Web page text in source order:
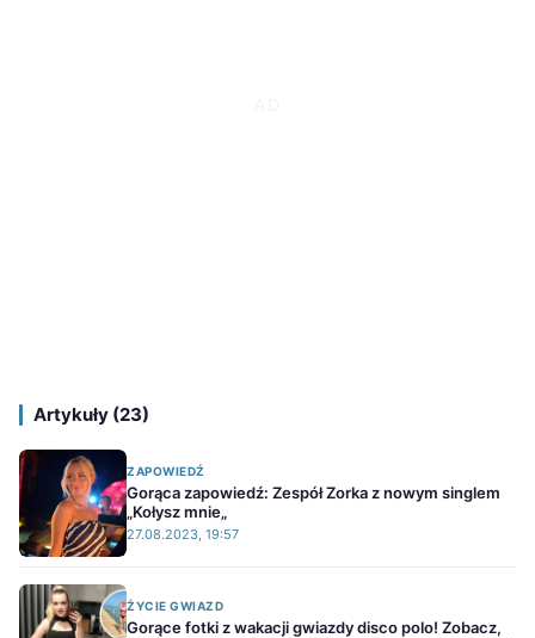
Artykuły (23)
ZAPOWIEDŹ
Gorąca zapowiedź: Zespół Zorka z nowym singlem
„Kołysz mnie„
27.08.2023, 19:57
ŻYCIE GWIAZD
Gorące fotki z wakacji gwiazdy disco polo! Zobacz,